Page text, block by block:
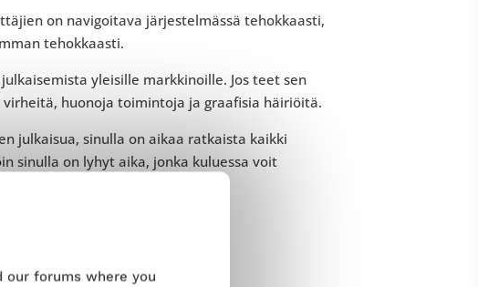
on navigoitava järjestelmässä tehokkaasti,
tehokkaasti.
yleisille markkinoille. Jos teet sen
huonoja toimintoja ja graafisia häiriöitä.
julkaisua, sinulla on aikaa ratkaista kaikki
sinulla on lyhyt aika, jonka kuluessa voit
our forums where you